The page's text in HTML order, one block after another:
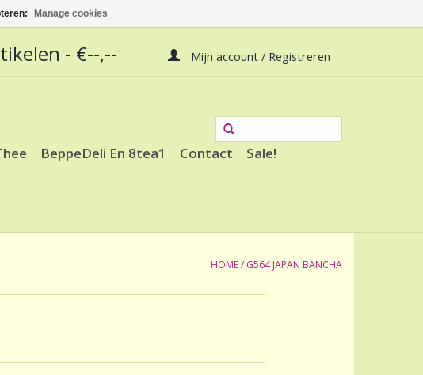
- €--,-- Mijn account / Registreren
BeppeDeli En 8tea1 Contact
Sale!
HOME/ G564 JAPAN BANCHA
Manage cookies